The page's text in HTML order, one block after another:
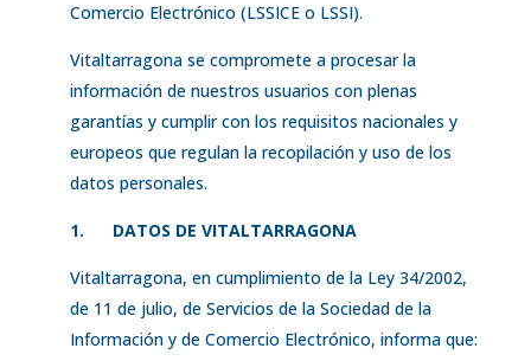
Comercio Electrónico (LSSICE o LSSI).
Vitaltarragona se compromete a procesar la
información de nuestros usuarios con plenas
garantías y cumplir con los requisitos nacionales y
europeos que regulan la recopilación y uso de los
datos personales.
1. DATOS DE VITALTARRAGONA
Vitaltarragona, en cumplimiento de la Ley 34/2002,
de 11 de julio, de Servicios de la Sociedad de la
Información y de Comercio Electrónico, informa que: